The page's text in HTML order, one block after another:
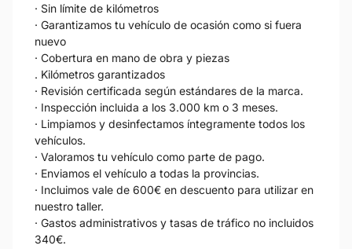
· Sin límite de kilómetros
· Garantizamos tu vehículo de ocasión como si fuera
nuevo
· Cobertura en mano de obra y piezas
. Kilómetros garantizados
· Revisión certificada según estándares de la marca.
· Inspección incluida a los 3.000 km o 3 meses.
· Limpiamos y desinfectamos íntegramente todos los
vehículos.
· Valoramos tu vehículo como parte de pago.
· Enviamos el vehículo a todas la provincias.
· Incluimos vale de 600€ en descuento para utilizar en
nuestro taller.
· Gastos administrativos y tasas de tráfico no incluidos
340€.